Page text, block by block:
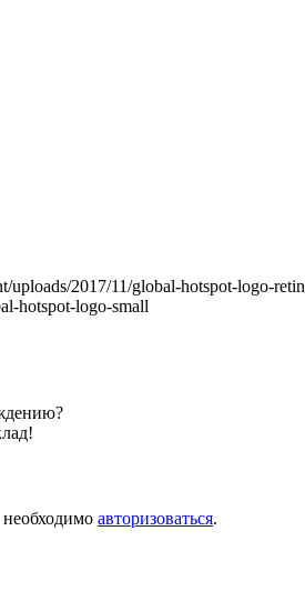
uploads/2017/11/global-hotspot-logo-
hotspot-logo-small
авторизоваться.